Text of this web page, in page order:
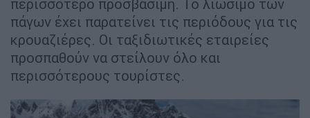
περισσότερο προσβάσιμη. Το λιώσιμο των
πάγων έχει παρατείνει τις περιόδους για τις
κρουαζιέρες. Οι ταξιδιωτικές εταιρείες
προσπαθούν να στείλουν όλο και
περισσότερους τουρίστες.